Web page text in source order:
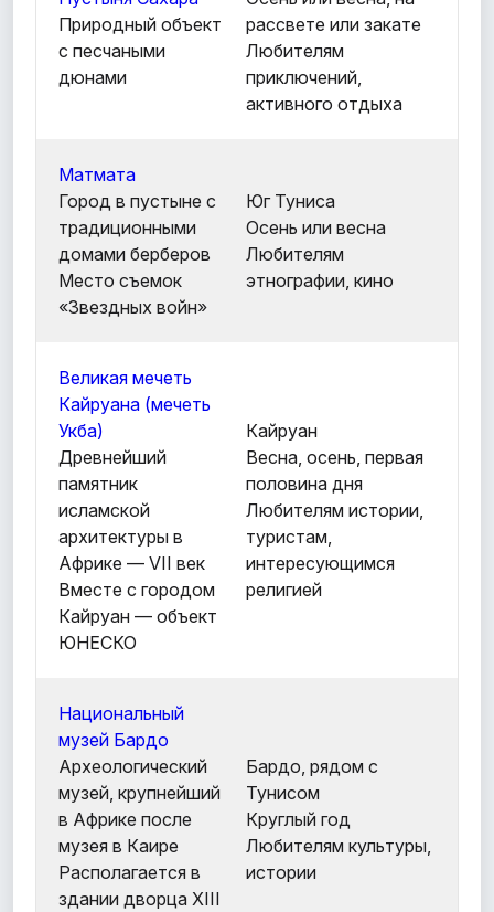
Природный объект
с песчаными
дюнами
рассвете или закате
Любителям
приключений,
активного отдыха
Матмата
Город в пустыне с
традиционными
домами берберов
Место съемок
«Звездных войн»
Юг Туниса
Осень или весна
Любителям
этнографии, кино
Великая мечеть
Кайруана (мечеть
Укба)
Древнейший
памятник
исламской
архитектуры в
Африке — VII век
Вместе с городом
Кайруан — объект
ЮНЕСКО
Кайруан
Весна, осень, первая
половина дня
Любителям истории,
туристам,
интересующимся
религией
Национальный
музей Бардо
Археологический
музей, крупнейший
в Африке после
музея в Каире
Располагается в
здании дворца XIII
Бардо, рядом с
Тунисом
Круглый год
Любителям культуры,
истории